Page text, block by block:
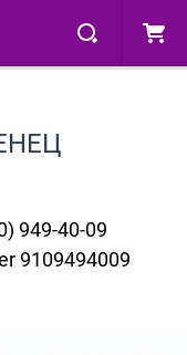
949-40-09
9109494009